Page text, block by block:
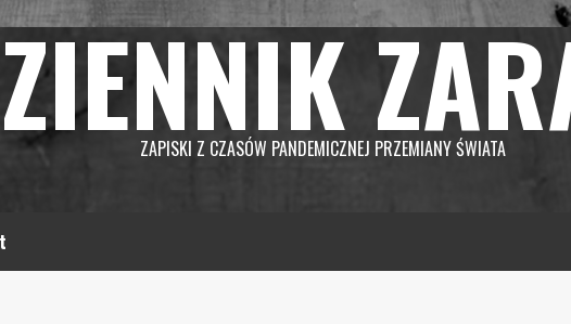
ZAPISKI Z CZASÓW PANDEMICZNEJ PRZEMIANY ŚWIATA